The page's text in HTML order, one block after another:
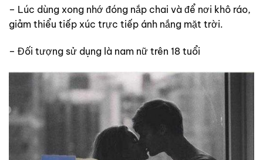
– Lúc dùng xong nhớ đóng nắp chai và để nơi khô ráo,
giảm thiểu tiếp xúc trực tiếp ánh nắng mặt trời.
– Đối tượng sử dụng là nam nữ trên 18 tuổi